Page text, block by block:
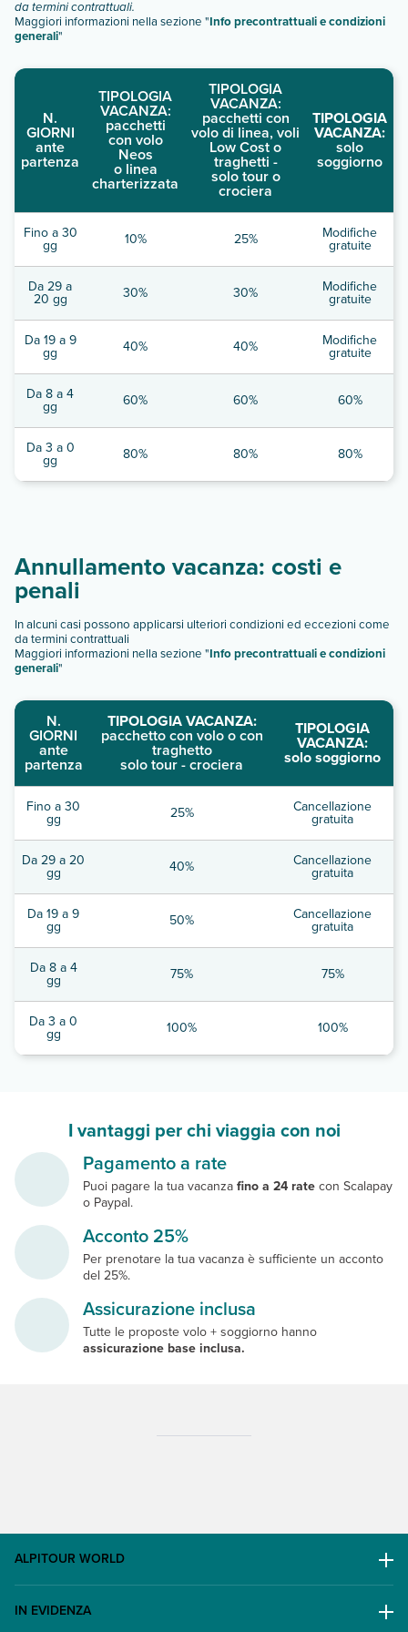
da termini contrattuali.
Maggiori informazioni nella sezione "Info precontrattuali e condizioni
generali"
N.
GIORNI
ante
partenza
TIPOLOGIA
VACANZA:
pacchetti
con volo
Neos
o linea
charterizzata
TIPOLOGIA
VACANZA:
pacchetti con
volo di linea, voli
Low Cost o
traghetti -
solo tour o
crociera
TIPOLOGIA
VACANZA:
solo
soggiorno
Fino a 30
gg 10% 25% Modifiche
gratuite
Da 29 a
20 gg 30% 30% Modifiche
gratuite
Da 19 a 9
gg 40% 40% Modifiche
gratuite
Da 8 a 4
gg 60% 60% 60%
Da 3 a 0
gg 80% 80% 80%
Annullamento vacanza: costi e
penali
In alcuni casi possono applicarsi ulteriori condizioni ed eccezioni come
da termini contrattuali
Maggiori informazioni nella sezione "Info precontrattuali e condizioni
generali"
N.
GIORNI
ante
partenza
TIPOLOGIA VACANZA:
pacchetto con volo o con
traghetto
solo tour - crociera
TIPOLOGIA
VACANZA:
solo soggiorno
Fino a 30
gg 25% Cancellazione
gratuita
Da 29 a 20
gg 40% Cancellazione
gratuita
Da 19 a 9
gg 50% Cancellazione
gratuita
Da 8 a 4
gg 75% 75%
Da 3 a 0
gg 100% 100%
I vantaggi per chi viaggia con noi
Pagamento a rate
Puoi pagare la tua vacanzafino a 24 ratecon Scalapay
o Paypal.
Acconto 25%
Per prenotare la tua vacanza è sufficiente un acconto
del 25%.
Assicurazione inclusa
Tutte le proposte volo + soggiorno hanno
assicurazione base inclusa.
ALPITOUR WORLD
AWARD
IN EVIDENZA